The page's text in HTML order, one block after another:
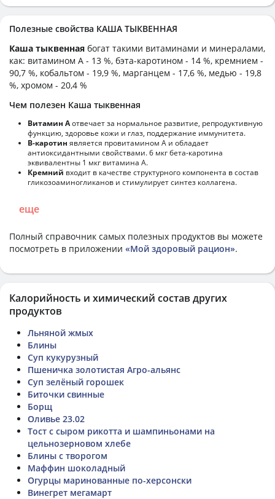
Полезные свойства КАША ТЫКВЕННАЯ
Каша тыквенная богат такими витаминами и минералами,
как: витамином А - 13 %, бэта-каротином - 14 %, кремнием -
90,7 %, кобальтом - 19,9 %, марганцем - 17,6 %, медью - 19,8
%, хромом - 20,4 %
Чем полезен Каша тыквенная
Витамин Аотвечает за нормальное развитие, репродуктивную
функцию, здоровье кожи и глаз, поддержание иммунитета.
В-каротин является провитамином А и обладает
антиоксидантными свойствами. 6 мкг бета-каротина
эквивалентны 1 мкг витамина А.
Кремний входит в качестве структурного компонента в состав
гликозоаминогликанов и стимулирует синтез коллагена.
еще
Полный справочник самых полезных продуктов вы можете
посмотреть в приложении «Мой здоровый рацион».
Калорийность и химический состав других
продуктов
Льняной жмых
Блины
Суп кукурузный
Пшеничка золотистая Агро-альянс
Суп зелёный горошек
Биточки свинные
Борщ
Оливье 23.02
Тост с сыром рикотта и шампиньонами на
цельнозерновом хлебе
Блины с творогом
Маффин шоколадный
Огурцы маринованные по-херсонски
Винегрет мегамарт